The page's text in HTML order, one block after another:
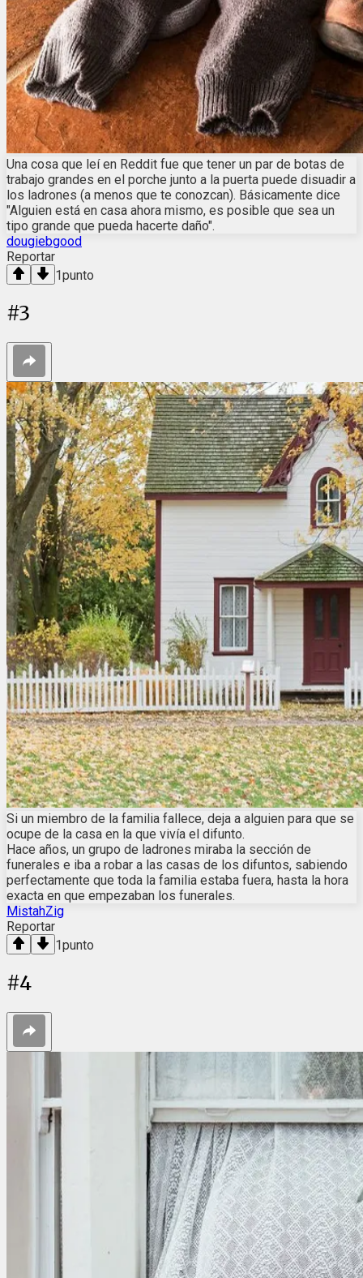
Una cosa que leí en Reddit fue que tener un par de botas de
trabajo grandes en el porche junto a la puerta puede disuadir a
los ladrones (a menos que te conozcan). Básicamente dice
"Alguien está en casa ahora mismo, es posible que sea un
tipo grande que pueda hacerte daño".
dougiebgood
Reportar
1punto
#3
Si un miembro de la familia fallece, deja a alguien para que se
ocupe de la casa en la que vivía el difunto.
Hace años, un grupo de ladrones miraba la sección de
funerales e iba a robar a las casas de los difuntos, sabiendo
perfectamente que toda la familia estaba fuera, hasta la hora
exacta en que empezaban los funerales.
MistahZig
Reportar
1punto
#4